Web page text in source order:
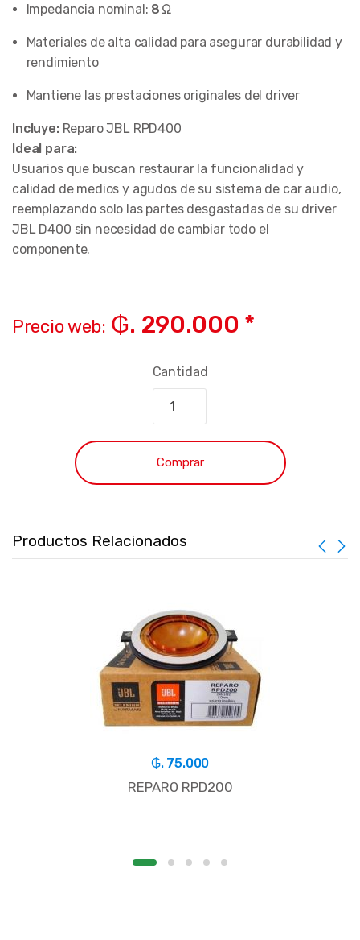
Impedancia nominal: 8 Ω
Materiales de alta calidad para asegurar durabilidad y
rendimiento
Mantiene las prestaciones originales del driver
Incluye: Reparo JBL RPD400
Ideal para:
Usuarios que buscan restaurar la funcionalidad y
calidad de medios y agudos de su sistema de car audio,
reemplazando solo las partes desgastadas de su driver
JBL D400 sin necesidad de cambiar todo el
componente.
Precio web: ₲. 290.000 *
Cantidad
Comprar
Productos Relacionados
₲. 75.000
REPARO RPD200